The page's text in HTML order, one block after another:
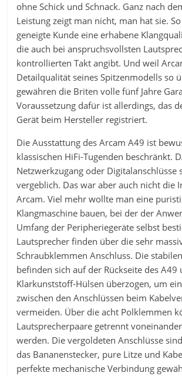
ohne Schick und Schnack. Ganz nach
Leistung zeigt man nicht, man hat sie.
geneigte Kunde eine erhabene
die auch bei anspruchsvollsten
kontrollierten Takt angibt. Und weil
Detailqualität seines Spitzenmodells so
gewähren die Briten volle fünf Jahre
Voraussetzung dafür ist allerdings, das
Gerät beim Hersteller registriert.
Die Ausstattung des Arcam A49 ist
klassischen HiFi-Tugenden beschränkt.
Netzwerkzugang oder Digitalanschlüsse
vergeblich. Das war aber auch nicht die
Arcam. Viel mehr wollte man eine
Klangmaschine bauen, bei der der
Umfang der Peripheriegeräte selbst
Lautsprecher finden über die sehr
Schraubklemmen Anschluss. Die
befinden sich auf der Rückseite des
Klarkunststoff-Hülsen überzogen, um
zwischen den Anschlüssen beim
vermeiden. Über die acht Polklemmen
Lautsprecherpaare getrennt
werden. Die vergoldeten Anschlüsse
das Bananenstecker, pure Litze und
perfekte mechanische Verbindung